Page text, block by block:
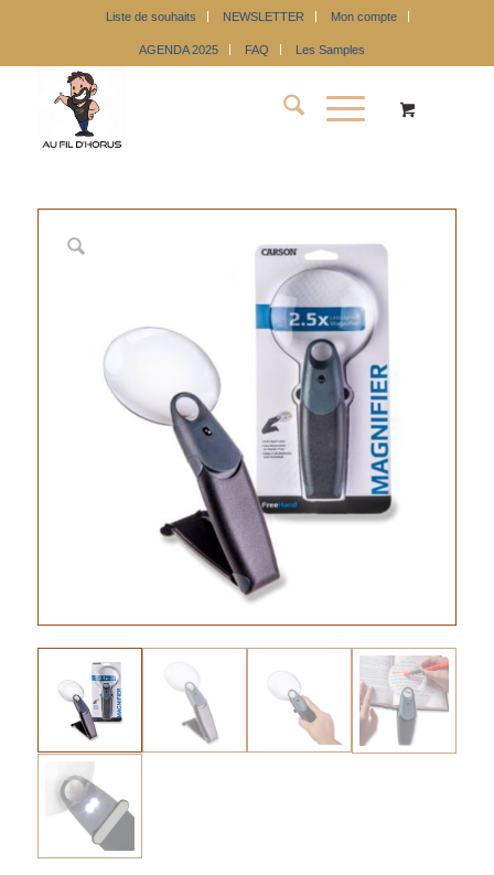
Liste de souhaits NEWSLETTER Mon compte
AGENDA 2025 FAQ Les Samples